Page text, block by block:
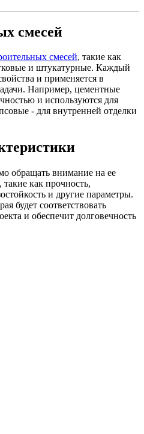
смесей
смесей, такие как
и штукатурные. Каждый
и применяется в
Например, цементные
и используются для
- для внутренней отделки
обращать внимание на ее
такие как прочность,
и другие параметры.
будет соответствовать
и обеспечит долговечность